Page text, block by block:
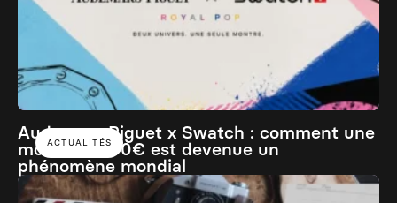
ACTUALITÉS
Audemars Piguet x Swatch : comment une
montre à 400€ est devenue un
phénomène mondial